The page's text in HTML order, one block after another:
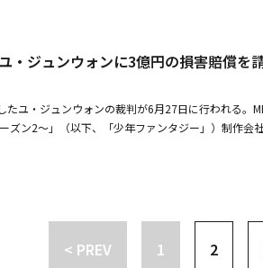
ミーティングなどのイベントを行うことは明白な契
ト協会と韓国芸能制作者協会に陳情書を提出する
メンバーに対する少しの良心もない」と指摘した。ユ
ファンタジー」で1位になり、グループFANTASY
しかし、収益配分率の修正とグループからの無断離
に専属契約の効力停止仮処分を申請したが、敗訴し
活動に黒幕？事務所が名指しで批判「明白な契約違反
でファンミーティングを予告もPHUNKY STUDIOが
国芸能制作者協会に陳情書も提出する予定だ。この
しかし、契約内容をめぐり制作会社、事務所と対立
仮処分申請をしたが、棄却された。また、PHUNKY
億ウォン（約3億4000万円）の損害賠償訴訟の弁論
ユ・ジュンウォン、日本でファンミーティングを予
ンタジー」）の制作会社のPHUNKY STUDIOは29日
ファンタジー」で1位を獲得し、FANTASY BOYSと
配率の上方修正を要求し、グループから無断で離脱
力停止仮処分申請をしたが、棄却された。しかし、
。これをうけPHUNKY STUDIOは、ファンミーティ
に内容証明及び公演の仮処分申請を行う予定だと伝
のメンバーに少しの良心もない」と強く批判した
を起こした。この損害賠償訴訟の初の弁論期日が6
・ジュンウォンに3億円の損害賠償
たユ・ジュンウォンの裁判が6月27日に行われる。
ズン2～」（以下、「少年ファンタジー」）制作会社
れる。ユ・ジュンウォンは「少年ファンタジー」で1
した。裁判部は、PHUNKEY STUDIOが提示した契
した。昨年12月、POCKETDOL STUDIOのキム・グ
< PREV 1 2